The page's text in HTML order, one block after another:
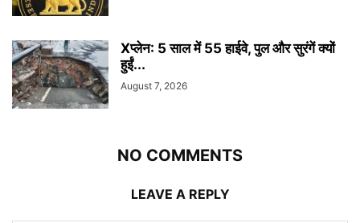
Xप्लेन: 5 साल में 55 हाईवे, पुल और सुरंगें क्यों
हुईं...
August 7, 2026
NO COMMENTS
LEAVE A REPLY